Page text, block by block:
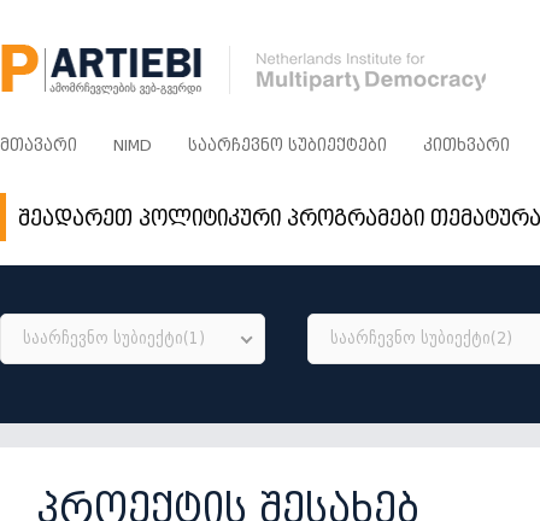
ᲛᲗᲐᲕᲐᲠᲘ NIMD ᲡᲐᲐᲠᲩᲔᲕᲜᲝ ᲡᲣᲑᲘᲔᲥᲢᲔᲑᲘ ᲙᲘᲗᲮᲕᲐᲠᲘ
შეადარეთ პოლიტიკური პროგრამები
საარჩევნო სუბიექტი(1) საარჩევნო სუბიექტი(2)
პროექტის შესახებ